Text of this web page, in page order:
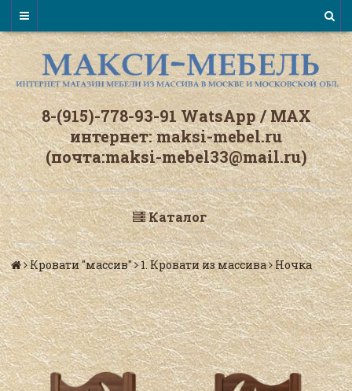
8-(915)-778-93-91 WatsАpp / МАХ
интернет: maksi-mebel.ru
(почта:maksi-mebel33@mail.ru)
Каталог
Кровати "массив" 1. Кровати из массива Ночка